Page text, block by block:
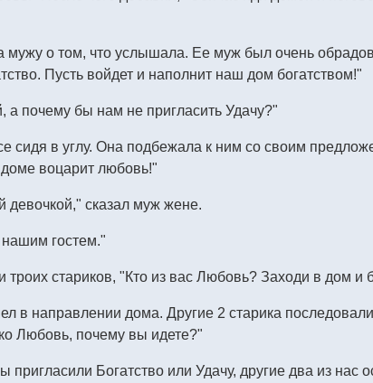
о том, что услышала. Ее муж был очень
Пусть войдет и наполнит наш дом богатством!"
а почему бы нам не пригласить Удачу?"
сидя в углу. Она подбежала к ним со своим
воцарит любовь!"
девочкой," сказал муж жене.
гостем."
стариков, "Кто из вас Любовь? Заходи в дом и
в направлении дома. Другие 2 старика
Любовь, почему вы идете?"
Богатство или Удачу, другие два из нас